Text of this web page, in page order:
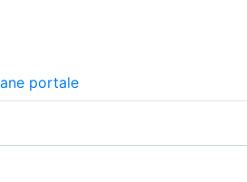
portale